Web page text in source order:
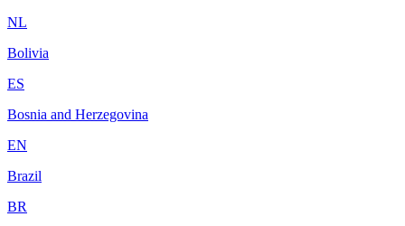
NL
Bolivia
ES
Bosnia and Herzegovina
EN
Brazil
BR